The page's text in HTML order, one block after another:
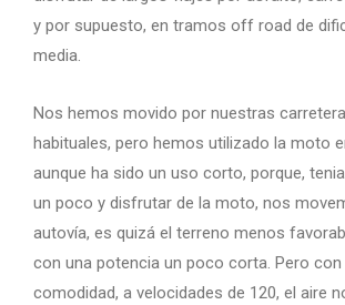
y por supuesto, en tramos off road de
media.
Nos hemos movido por nuestras
habituales, pero hemos utilizado la moto
aunque ha sido un uso corto, porque,
un poco y disfrutar de la moto, nos
autovía, es quizá el terreno menos
con una potencia un poco corta. Pero con
comodidad, a velocidades de 120, el aire